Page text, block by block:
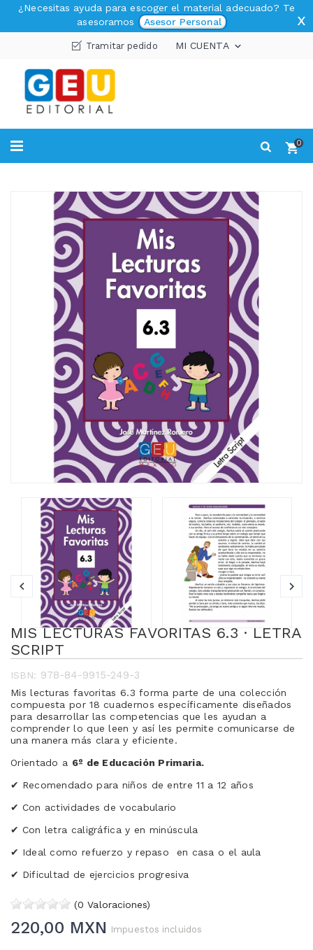
¿Necesitas ayuda para escoger el material adecuado? Te
asesoramos
Asesor Personal x
Tramitar pedido MI CUENTA 
0
MIS LECTURAS FAVORITAS 6.3 · LETRA
SCRIPT
ISBN: 978-84-9915-249-3
Mis lecturas favoritas 6.3 forma parte de una colección
compuesta por 18 cuadernos específicamente diseñados
para desarrollar las competencias que les ayudan a
comprender lo que leen y así les permite comunicarse de
una manera más clara y eficiente.
Orientado a 6º de Educación Primaria.
✔ Recomendado para niños de entre 11 a 12 años
✔ Con actividades de vocabulario
✔ Con letra caligráfica y en minúscula
✔ Ideal como refuerzo y repaso
en casa o el aula
✔ Dificultad de ejercicios progresiva
(0 Valoraciones)
220,00 MXN Impuestos incluidos